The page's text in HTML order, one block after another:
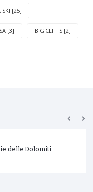
SKI [25]
[3] BIG CLIFFS [2]
delle Dolomiti